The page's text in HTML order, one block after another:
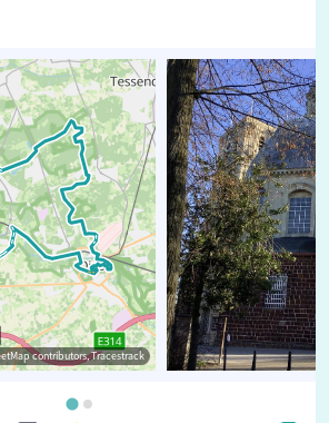
contributors, Tracestrack